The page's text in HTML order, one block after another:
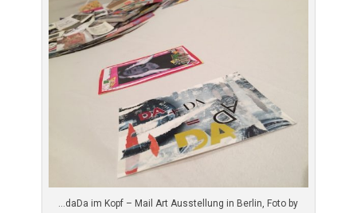
…daDa im Kopf – Mail Art Ausstellung in Berlin, Foto by